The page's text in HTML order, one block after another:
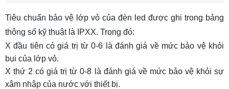
Tiêu chuẩn bảo vệ lớp vỏ của đèn led được ghi trong bảng
thông số kỹ thuật là IPXX. Trong đó:
X đầu tiên có giá trị từ 0-6 là đánh giá về mức bảo vệ khỏi
bụi của lớp vỏ.
X thứ 2 có giá trị từ 0-8 là đánh giá về mức bảo vệ khỏi sự
xâm nhập của nước với thiết bị.